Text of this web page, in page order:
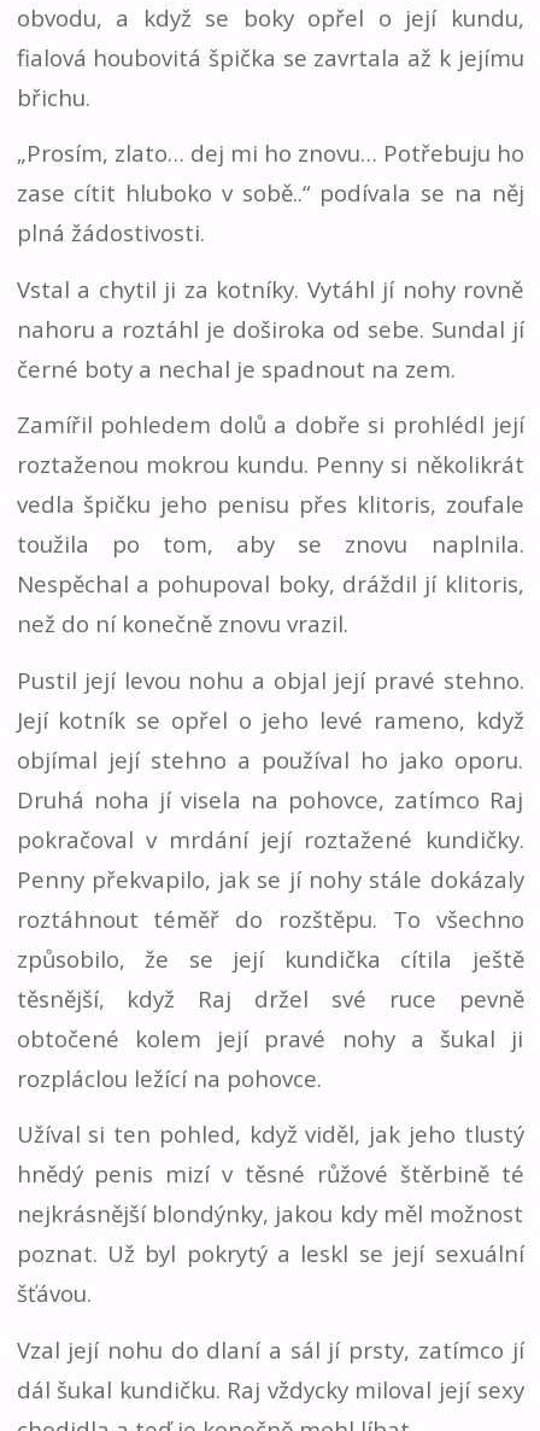
obvodu, a když se boky opřel o její kundu,
fialová houbovitá špička se zavrtala až k jejímu
břichu.
„Prosím, zlato… dej mi ho znovu… Potřebuju ho
zase cítit hluboko v sobě..“ podívala se na něj
plná žádostivosti.
Vstal a chytil ji za kotníky. Vytáhl jí nohy rovně
nahoru a roztáhl je doširoka od sebe. Sundal jí
černé boty a nechal je spadnout na zem.
Zamířil pohledem dolů a dobře si prohlédl její
roztaženou mokrou kundu. Penny si několikrát
vedla špičku jeho penisu přes klitoris, zoufale
toužila po tom, aby se znovu naplnila.
Nespěchal a pohupoval boky, dráždil jí klitoris,
než do ní konečně znovu vrazil.
Pustil její levou nohu a objal její pravé stehno.
Její kotník se opřel o jeho levé rameno, když
objímal její stehno a používal ho jako oporu.
Druhá noha jí visela na pohovce, zatímco Raj
pokračoval v mrdání její roztažené kundičky.
Penny překvapilo, jak se jí nohy stále dokázaly
roztáhnout téměř do rozštěpu. To všechno
způsobilo, že se její kundička cítila ještě
těsnější, když Raj držel své ruce pevně
obtočené kolem její pravé nohy a šukal ji
rozpláclou ležící na pohovce.
Užíval si ten pohled, když viděl, jak jeho tlustý
hnědý penis mizí v těsné růžové štěrbině té
nejkrásnější blondýnky, jakou kdy měl možnost
poznat. Už byl pokrytý a leskl se její sexuální
šťávou.
Vzal její nohu do dlaní a sál jí prsty, zatímco jí
dál šukal kundičku. Raj vždycky miloval její sexy